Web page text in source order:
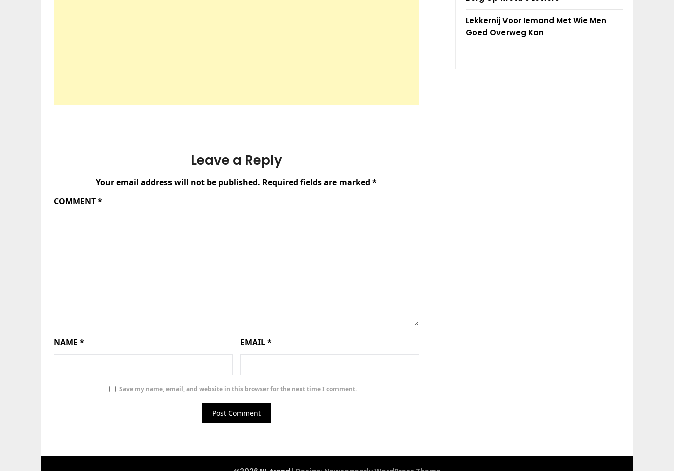
Leave a Reply
Your email address will not be published. Required fields are marked*
COMMENT*
NAME * EMAIL*
Save my name, email, and website in this browser for the next time I comment.
Lekkernij Voor Iemand Met Wie Men
Goed Overweg Kan